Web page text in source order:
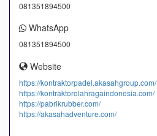
081351894500
WhatsApp
081351894500
Website
https://kontraktorpadel.akasahgroup.com/
https://kontraktorolahragaindonesia.com/
https://pabrikrubber.com/
https://akasahadventure.com/